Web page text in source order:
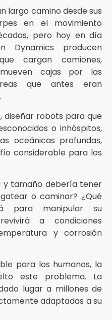
largo camino desde sus
en el movimiento
pero hoy en día
Dynamics producen
cargan camiones,
cajas por las
que antes eran
diseñar robots para que
o inhóspitos,
oceánicas profundas,
considerable para los
y tamaño debería tener
o caminar? ¿Qué
para manipular su
a condiciones
y corrosión
para los humanos, la
este problema. La
lugar a millones de
adaptadas a su